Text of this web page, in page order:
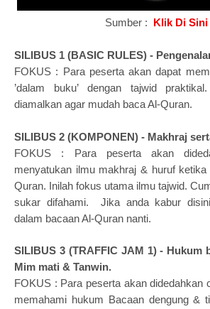
Sumber : Klik Di Sini
SILIBUS 1 (BASIC RULES) -
FOKUS : Para peserta akan dapat
’dalam buku’ dengan tajwid
diamalkan agar mudah baca Al-Quran.
SILIBUS 2 (KOMPONEN) - Makhraj
FOKUS : Para peserta akan
menyatukan ilmu makhraj & huruf
Quran. Inilah fokus utama ilmu tajwid.
sukar difahami. Jika anda kabur disini,
dalam bacaan Al-Quran nanti.
SILIBUS 3 (TRAFFIC JAM 1) - Hukum
Mim mati & Tanwin.
FOKUS : Para peserta akan didedahkan
memahami hukum Bacaan dengung &